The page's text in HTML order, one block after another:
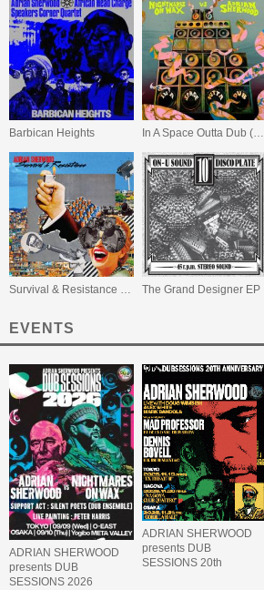
Barbican Heights In A Space Outta Dub (Black Vinyl)
Survival & Resistance (数量限定スペシャル・プライス盤) The Grand Designer EP
EVENTS
ADRIAN SHERWOOD
presents DUB
SESSIONS 2026
ADRIAN SHERWOOD
presents DUB
SESSIONS 20th